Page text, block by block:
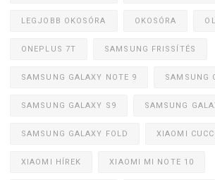
LEGJOBB OKOSÓRA OKOSÓRA
ONEPLUS 7T SAMSUNG FRISSÍTÉS
SAMSUNG GALAXY NOTE 9 SAMSUNG
SAMSUNG GALAXY S9 SAMSUNG
SAMSUNG GALAXY FOLD XIAOMI
XIAOMI HÍREK XIAOMI MI NOTE 10